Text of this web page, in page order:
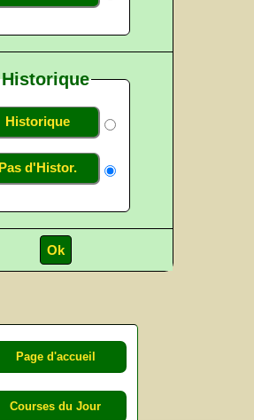
Historique
Historique
Pas d'Histor.
Page d'accueil
Courses du Jour